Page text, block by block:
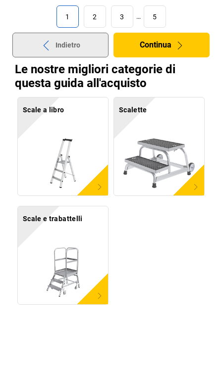
1 2 3 … 5
Indietro Continua
Le nostre migliori categorie di
questa guida all'acquisto
Scale a libro Scalette
Scale e trabattelli